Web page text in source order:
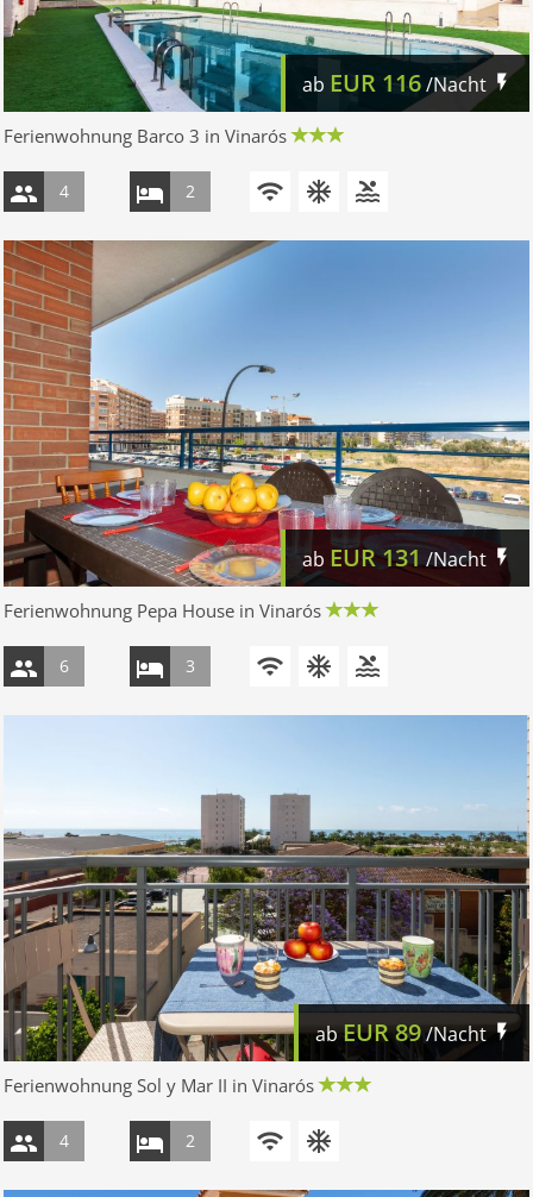
ab EUR 116/Nacht
Ferienwohnung Barco 3 in Vinarós
4 2
ab EUR131/Nacht
Ferienwohnung Pepa House in Vinarós
6 3
abEUR89/Nacht
Ferienwohnung Sol y Mar II in Vinarós
4 2